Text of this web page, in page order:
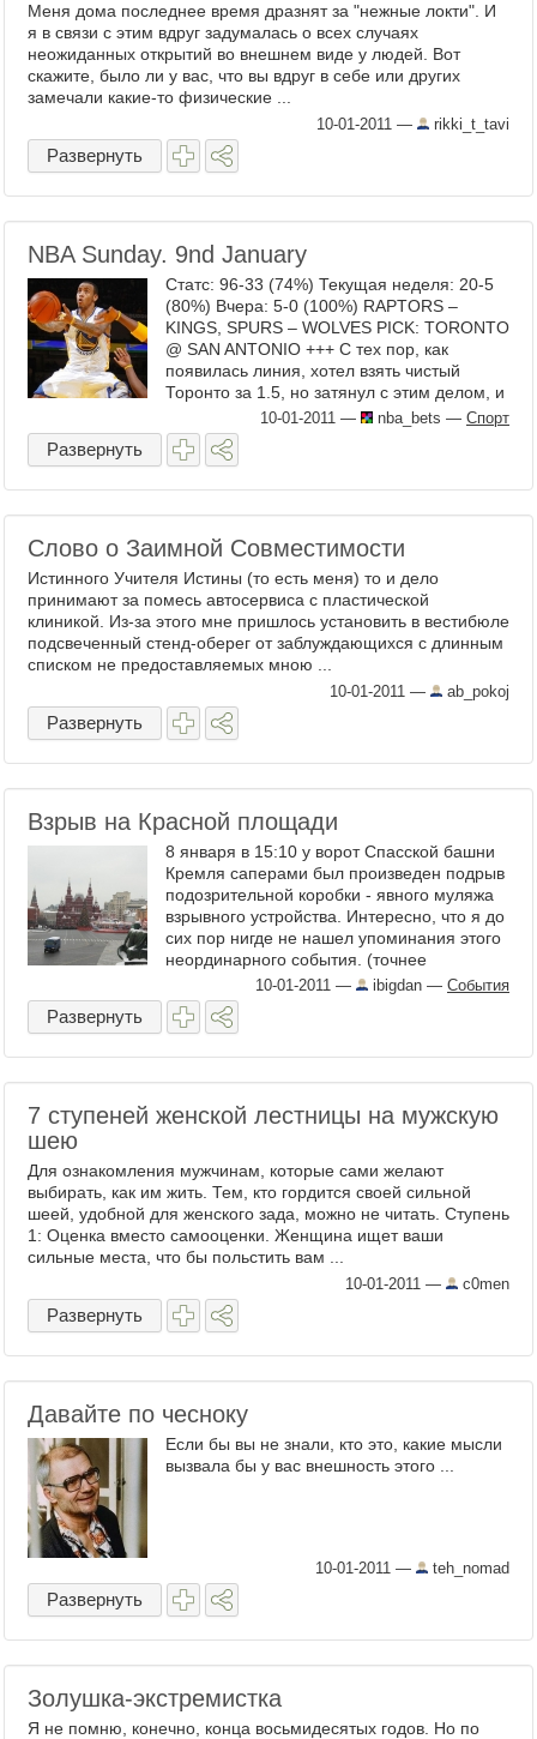
Меня дома последнее время дразнят за "нежные локти". И
я в связи с этим вдруг задумалась о всех случаях
неожиданных открытий во внешнем виде у людей. Вот
скажите, было ли у вас, что вы вдруг в себе или других
замечали какие-то физические ...
10-01-2011 — rikki_t_tavi
Развернуть
NBA Sunday. 9nd January
Статс: 96-33 (74%) Текущая неделя: 20-5
(80%) Вчера: 5-0 (100%) RAPTORS –
KINGS, SPURS – WOLVES PICK: TORONTO
@ SAN ANTONIO +++ С тех пор, как
появилась линия, хотел взять чистый
Торонто за 1.5, но затянул с этим делом, и
кеф теперь 1.35. Но, чтобы кеф был
приличным – добавлю ...
10-01-2011 — nba_bets — Спорт
Развернуть
Слово о Заимной Совместимости
Истинного Учителя Истины (то есть меня) то и дело
принимают за помесь автосервиса с пластической
клиникой. Из-за этого мне пришлось установить в вестибюле
подсвеченный стенд-оберег от заблуждающихся с длинным
списком не предоставляемых мною ...
10-01-2011 — ab_pokoj
Развернуть
Взрыв на Красной площади
8 января в 15:10 у ворот Спасской башни
Кремля саперами был произведен подрыв
подозрительной коробки - явного муляжа
взрывного устройства. Интересно, что я до
сих пор нигде не нашел упоминания этого
неординарного события. (точнее
упоминание есть, ...
10-01-2011 — ibigdan — События
Развернуть
7 ступеней женской лестницы на мужскую
шею
Для ознакомления мужчинам, которые сами желают
выбирать, как им жить. Тем, кто гордится своей сильной
шеей, удобной для женского зада, можно не читать. Ступень
1: Оценка вместо самооценки. Женщина ищет ваши
сильные места, что бы польстить вам ...
10-01-2011 — c0men
Развернуть
Давайте по чесноку
Если бы вы не знали, кто это, какие мысли
вызвала бы у вас внешность этого ...
10-01-2011 — teh_nomad
Развернуть
Золушка-экстремистка
Я не помню, конечно, конца восьмидесятых годов. Но по